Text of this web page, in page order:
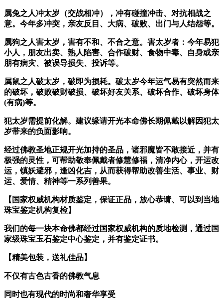
属兔之人冲太岁（交战相冲），冲有碰撞冲击、对抗相战之
意。今年多冲突，亲友反目、大病、破败、出门与人结怨等。
属狗之人害太岁，害有不和、不合之意。害太岁者：今年易犯
小人，朋友出卖、熟人陷害、合作破财、食物中毒、自身或亲
朋有病灾、被误导损失、投诉等。
属鼠之人破太岁，破即为损耗。破太岁今年运气易有突然而来
的破坏，破败破财破损、破坏好友关系、破坏合作、破坏身体
(有病)等。
犯太岁需提前化解。建议缘请开光本命佛长期佩戴以解因犯太
岁带来的负面影响。
经过佛教圣地正规开光加持的圣品，诸邪魔皆不敢接近，并有
极强的灵性，可帮助敬奉佩戴者修慧修福，清净内心，开运改
运，镇妖避邪，逢凶化吉，从而获得帮助改善生活、事业、财
运、爱情、精神等一系列善果。
【国家权威机构材质鉴定，保证正品，放心恭请、可以到当地
珠宝鉴定机构复检】
我们的每一块本命佛都经过国家权威机构的质地检测，通过国
家级珠宝玉石鉴定中心鉴定，并有鉴定证书。
【精美包装，送礼佳品】
不仅有古色古香的佛教气息
同时也有现代的时尚和奢华享受